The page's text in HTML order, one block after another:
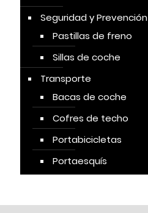
Seguridad y Prevención
Pastillas de freno
Sillas de coche
Transporte
Bacas de coche
Cofres de techo
Portabicicletas
Portaesquís